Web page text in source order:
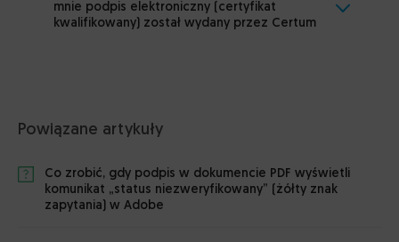
mnie podpis elektroniczny (certyfikat
kwalifikowany) został wydany przez Certum
Powiązane artykuły
Co zrobić, gdy podpis w dokumencie PDF wyświetli
komunikat „status niezweryfikowany” (żółty znak
zapytania) w Adobe